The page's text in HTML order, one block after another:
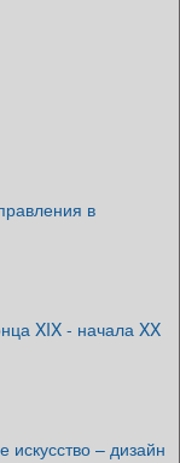
в
XIX - начала XX
искусство – дизайн